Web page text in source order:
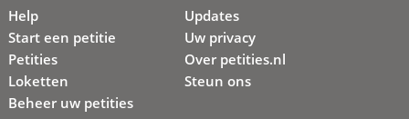
Help
Start een petitie
Petities
Loketten
Beheer uw petities
Updates
Uw privacy
Over petities.nl
Steun ons